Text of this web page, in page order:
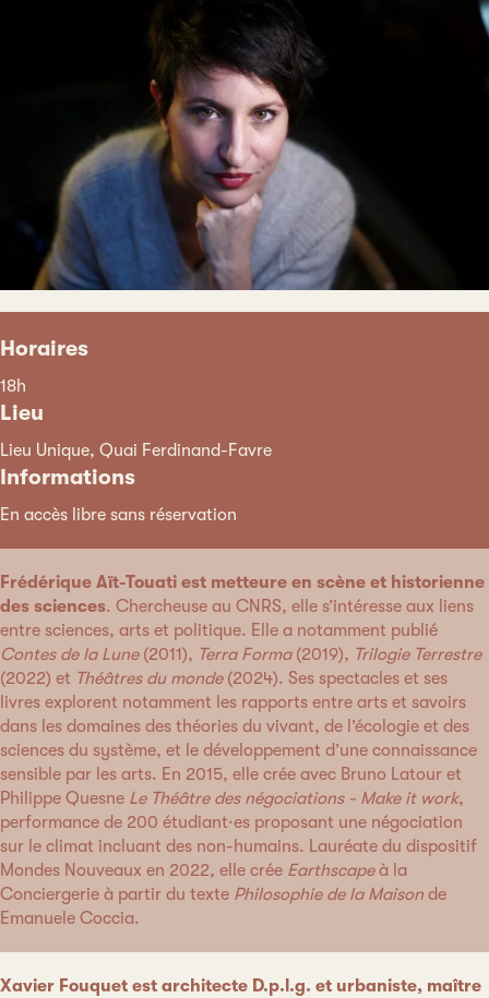
Horaires
18h
Lieu
Lieu Unique, Quai Ferdinand-Favre
Informations
En accès libre sans réservation
Frédérique Aït-Touati est metteure en scène et historienne
des sciences. Chercheuse au CNRS, elle s’intéresse aux liens
entre sciences, arts et politique. Elle a notamment publié
Contes de la Lune(2011), Terra Forma (2019), Trilogie Terrestre
(2022) et Théâtres du monde(2024). Ses spectacles et ses
livres explorent notamment les rapports entre arts et savoirs
dans les domaines des théories du vivant, de l’écologie et des
sciences du système, et le développement d’une connaissance
sensible par les arts. En 2015, elle crée avec Bruno Latour et
Philippe Quesne Le Théâtre des négociations - Make it work,
performance de 200 étudiant·es proposant une négociation
sur le climat incluant des non-humains. Lauréate du dispositif
Mondes Nouveaux en 2022, elle crée Earthscapeà la
Conciergerie à partir du texte Philosophie de la Maison de
Emanuele Coccia.
Xavier Fouquet est architecte D.p.l.g. et urbaniste, maître